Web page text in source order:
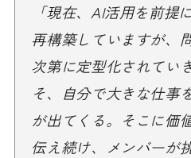
「現在、AI活用を前提
再構築していますが、
次第に定型化されてい
そ、自分で大きな仕事
が出てくる。そこに価
伝え続け、メンバーが